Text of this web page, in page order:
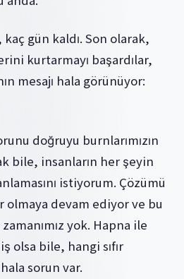
gün kaldı. Son olarak,
kurtarmayı başardılar,
mesajı hala görünüyor:
doğruyu burnlarımızın
bile, insanların her şeyin
istiyorum. Çözümü
olmaya devam ediyor ve bu
yok. Hapna ile
olsa bile, hangi sıfır
sorun var.